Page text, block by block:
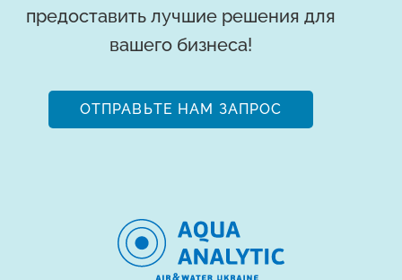
предоставить лучшие решения для
вашего бизнеса!
ОТПРАВЬТЕ НАМ ЗАПРОС